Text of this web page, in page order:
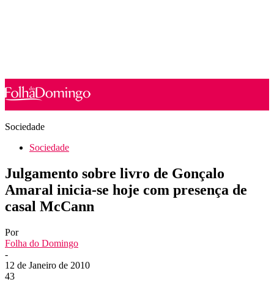
Sociedade
Sociedade
Julgamento sobre livro de Gonçalo
Amaral inicia-se hoje com presença de
casal McCann
Por
Folha do Domingo
-
12 de Janeiro de 2010
43